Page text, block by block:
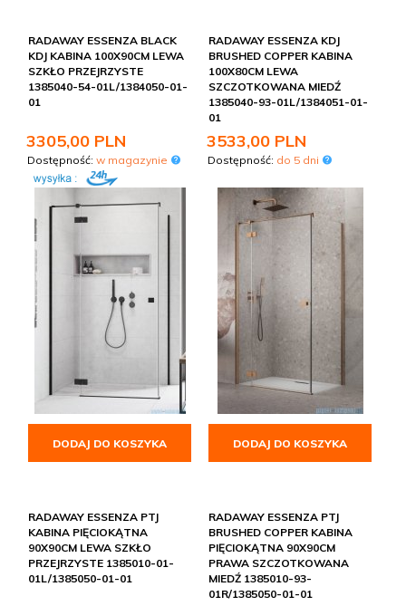
RADAWAY ESSENZA BLACK
KDJ KABINA 100X90CM LEWA
SZKŁO PRZEJRZYSTE
1385040-54-01L/1384050-01-
01
3305,00 PLN
Dostępność: w magazynie
DODAJ DO KOSZYKA
RADAWAY ESSENZA KDJ
BRUSHED COPPER KABINA
100X80CM LEWA
SZCZOTKOWANA MIEDŹ
1385040-93-01L/1384051-01-
01
3533,00 PLN
Dostępność: do 5 dni
DODAJ DO KOSZYKA
RADAWAY ESSENZA PTJ
KABINA PIĘCIOKĄTNA
90X90CM LEWA SZKŁO
PRZEJRZYSTE 1385010-01-
01L/1385050-01-01
RADAWAY ESSENZA PTJ
BRUSHED COPPER KABINA
PIĘCIOKĄTNA 90X90CM
PRAWA SZCZOTKOWANA
MIEDŹ 1385010-93-
01R/1385050-01-01